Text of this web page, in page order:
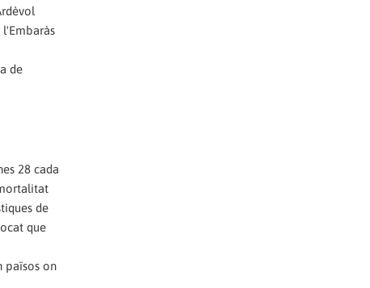
de
28 cada
de
que
països on